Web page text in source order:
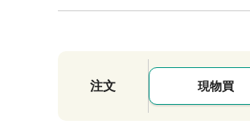
注文 現物買